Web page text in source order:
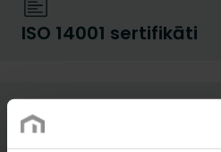
ISO 14001 sertifikāti
ISO 45001 sertifikāti